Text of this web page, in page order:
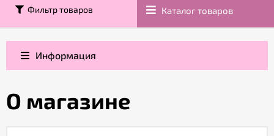
Контакты
Возврат
товара
Гарантии
Фильтр товаров Каталог товаров
О магазине
Информация